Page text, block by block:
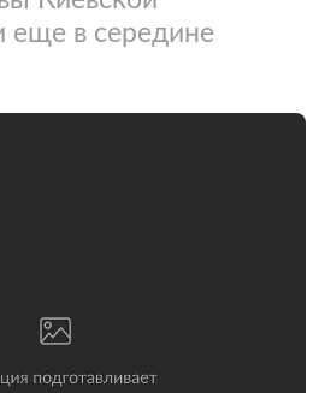
еще в середине